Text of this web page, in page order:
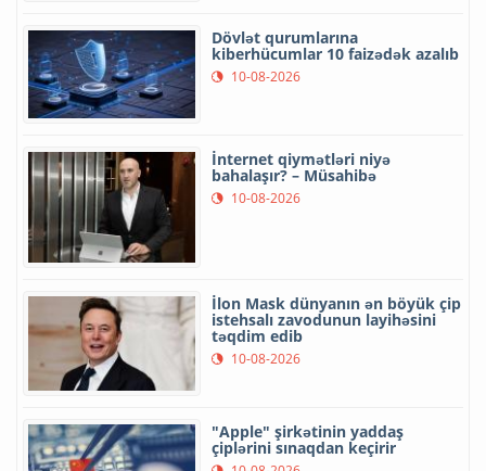
Dövlət qurumlarına
kiberhücumlar 10 faizədək azalıb
10-08-2026
İnternet qiymətləri niyə
bahalaşır? – Müsahibə
10-08-2026
İlon Mask dünyanın ən böyük çip
istehsalı zavodunun layihəsini
təqdim edib
10-08-2026
"Apple" şirkətinin yaddaş
çiplərini sınaqdan keçirir